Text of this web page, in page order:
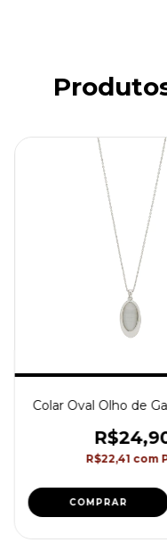
Colar Oval Olho de
R$22,41 com
COMPRAR